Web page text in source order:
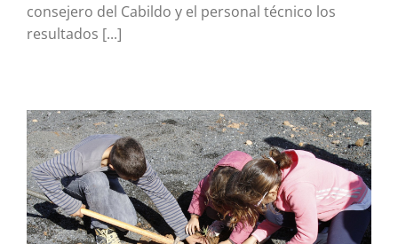
consejero del Cabildo y el personal técnico los
resultados [...]